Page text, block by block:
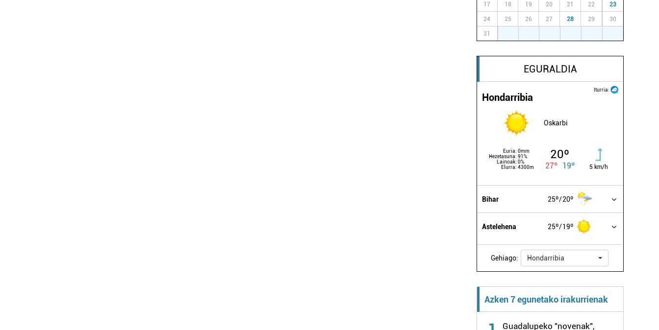
17 18 19 20 21 22 23
24 25 26 27 28 29 30
31
EGURALDIA
Iturria:
Hondarribia
Oskarbi
Euria: 0mm
Hezetasuna: 91%
Lainoak: 0%
Elurra: 4300m
20º
27º 19º 5 km/h
Bihar 25º 20º
Astelehena 25º 19º
Gehiago: Hondarribia
Azken 7 egunetako irakurrienak
Guadalupeko "novenak",